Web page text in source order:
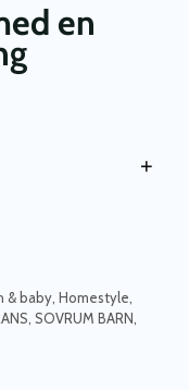
en
+
& baby Homestyle
SOVRUM BARN